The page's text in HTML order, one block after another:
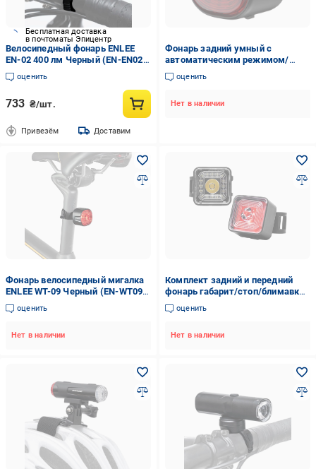
Бесплатная доставка
в почтоматы Эпицентр
Велосипедный фонарь ENLEE
EN-02 400 лм Черный (EN-EN02-
6726)
оценить
733 ₴/шт.
Привезём Доставим
Фонарь задний умный с
автоматическим режимом/
габарит/стоп/мигалка на
велосипед ENLEE EN09S Черный
оценить
Нет в наличии
Фонарь велосипедный мигалка
ENLEE WT-09 Черный (EN-WT09-
4562UA)
оценить
Нет в наличии
Комплект задний и передний
фонарь габарит/стоп/блимавка
на велосипед ENLEE E-105/ E-
105R Черный (EN-E105105R-
оценить
Нет в наличии